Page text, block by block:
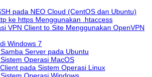
pada NEO Cloud (CentOS dan Ubuntu)
ke https Menggunakan .htaccess
VPN Client to Site Menggunakan OpenVPN
Windows 7
Server pada Ubuntu
Operasi MacOS
pada Sistem Operasi Linux